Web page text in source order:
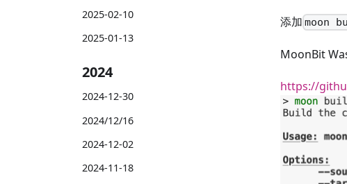
2025-02-10
2025-01-13
2024
2024-12-30
2024/12/16
2024-12-02
2024-11-18
添加 moon
MoonBit
https://